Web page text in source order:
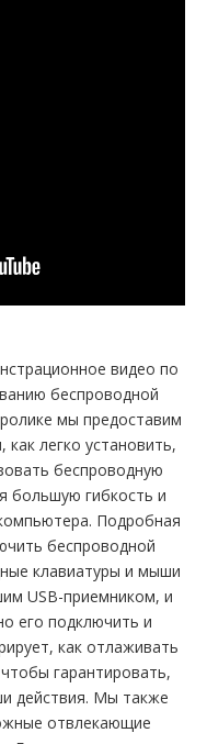
видео по
беспроводной
мы предоставим
легко установить,
беспроводную
большую гибкость и
Подробная
беспроводной
клавиатуры и мыши
USB-приемником, и
его подключить и
как отлаживать
гарантировать,
действия. Мы также
отвлекающие